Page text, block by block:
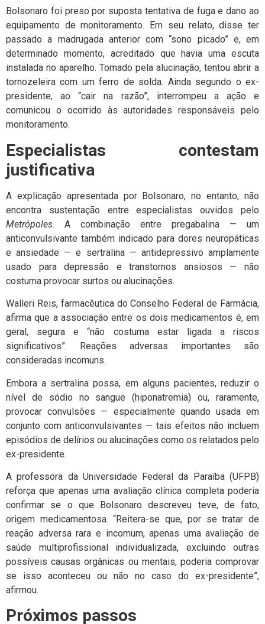
Bolsonaro foi preso por suposta tentativa de fuga e dano ao
equipamento de monitoramento. Em seu relato, disse ter
passado a madrugada anterior com “sono picado” e, em
determinado momento, acreditado que havia uma escuta
instalada no aparelho. Tomado pela alucinação, tentou abrir a
tornozeleira com um ferro de solda. Ainda segundo o ex-
presidente, ao “cair na razão”, interrompeu a ação e
comunicou o ocorrido às autoridades responsáveis pelo
monitoramento.
Especialistas contestam
justificativa
A explicação apresentada por Bolsonaro, no entanto, não
encontra sustentação entre especialistas ouvidos pelo
Metrópoles. A combinação entre pregabalina — um
anticonvulsivante também indicado para dores neuropáticas
e ansiedade — e sertralina — antidepressivo amplamente
usado para depressão e transtornos ansiosos — não
costuma provocar surtos ou alucinações.
Walleri Reis, farmacêutica do Conselho Federal de Farmácia,
afirma que a associação entre os dois medicamentos é, em
geral, segura e “não costuma estar ligada a riscos
significativos”. Reações adversas importantes são
consideradas incomuns.
Embora a sertralina possa, em alguns pacientes, reduzir o
nível de sódio no sangue (hiponatremia) ou, raramente,
provocar convulsões — especialmente quando usada em
conjunto com anticonvulsivantes — tais efeitos não incluem
episódios de delírios ou alucinações como os relatados pelo
ex-presidente.
A professora da Universidade Federal da Paraíba (UFPB)
reforça que apenas uma avaliação clínica completa poderia
confirmar se o que Bolsonaro descreveu teve, de fato,
origem medicamentosa. “Reitera-se que, por se tratar de
reação adversa rara e incomum, apenas uma avaliação de
saúde multiprofissional individualizada, excluindo outras
possíveis causas orgânicas ou mentais, poderia comprovar
se isso aconteceu ou não no caso do ex-presidente”,
afirmou.
Próximos passos